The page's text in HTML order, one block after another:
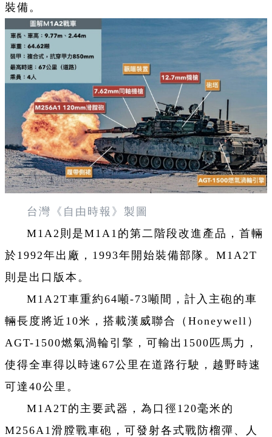
裝備。
台灣《自由時報》製圖
M1A2則是M1A1的第二階段改進產品，首輛
於1992年出廠，1993年開始裝備部隊。M1A2T
則是出口版本。
M1A2T車重約64噸-73噸間，計入主砲的車
輛長度將近10米，搭載漢威聯合（Honeywell）
AGT-1500燃氣渦輪引擎，可輸出1500匹馬力，
使得全車得以時速67公里在道路行駛，越野時速
可達40公里。
M1A2T的主要武器，為口徑120毫米的
M256A1滑膛戰車砲，可發射各式戰防榴彈、人